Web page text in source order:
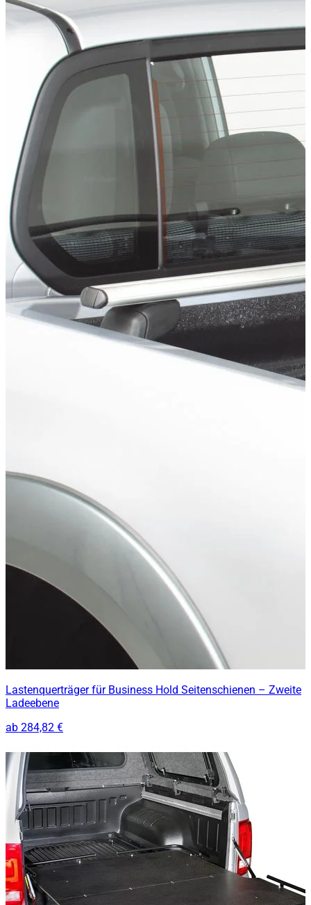
Lastenquerträger für Business Hold Seitenschienen – Zweite
Ladeebene
ab 284,82 €